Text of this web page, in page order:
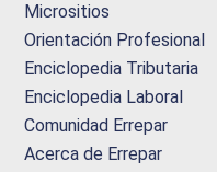
Micrositios
Orientación Profesional
Enciclopedia Tributaria
Enciclopedia Laboral
Comunidad Errepar
Acerca de Errepar